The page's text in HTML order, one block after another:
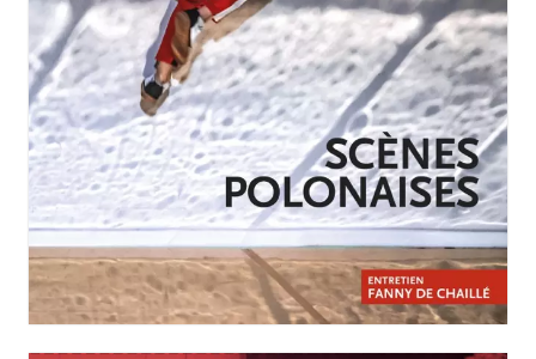
JANVIER-MARS 2026
N°258
Scènes polonaises